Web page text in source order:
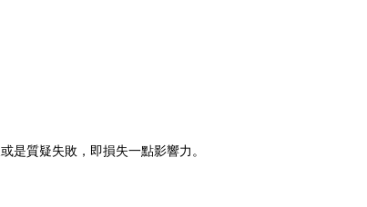
是質疑失敗，即損失一點影響力。